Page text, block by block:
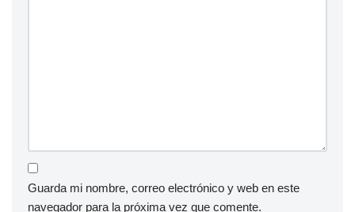
Guarda mi nombre, correo electrónico y web en este
navegador para la próxima vez que comente.